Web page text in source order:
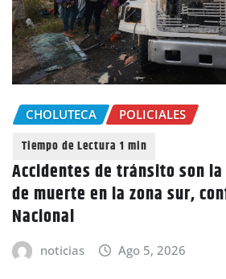
CHOLUTECA POLICIALES
Accidentes de tránsito son
de muerte en la zona sur,
Nacional
noticias Ago 5, 2026